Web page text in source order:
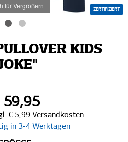
für Vergrößern ZERTIFIZIERT
KIDS
59,95
€ 5,99 Versandkosten
in 3-4 Werktagen